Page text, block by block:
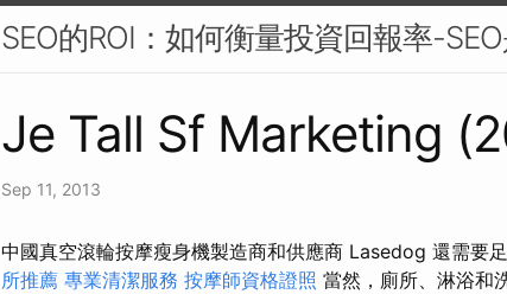
SEO的ROI：如何衡量投資回報率-
Je Tall Sf Marketing
Sep 11, 2013
中國真空滾輪按摩瘦身機製造商和供應商 Lasedog 還需要
所推薦 專業清潔服務 按摩師資格證照 當然，廁所、淋浴和